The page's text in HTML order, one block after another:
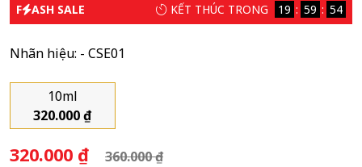
F ASH SALE KẾT THÚC TRONG 19 59 53
Nhãn hiệu: - CSE01
10ml
320.000 ₫
320.000 ₫ 360.000 ₫